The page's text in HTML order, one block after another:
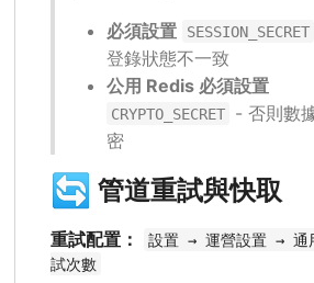
必須設置
SESSION_SECRET
登錄狀態不一致
公用 Redis 必須設置
CRYPTO_SECRET
- 否則數
密
🔄 管道重試與快取
重試配置：
設置 → 運營設置 → 通
試次數